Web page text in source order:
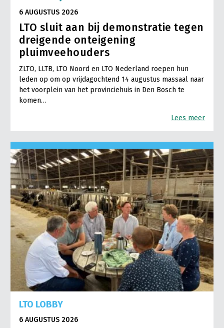
6 AUGUSTUS 2026
LTO sluit aan bij demonstratie tegen
dreigende onteigening
pluimveehouders
ZLTO, LLTB, LTO Noord en LTO Nederland roepen hun
leden op om op vrijdagochtend 14 augustus massaal naar
het voorplein van het provinciehuis in Den Bosch te
komen…
Lees meer
LTO LOBBY
6 AUGUSTUS 2026